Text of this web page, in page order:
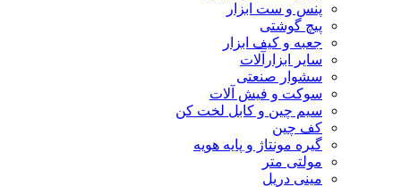
پنس و ست ابزار
پیچ گوشتی
جعبه و کیف ابزار
سایر ابزارآلات
سشوار صنعتی
سوکت و فیش آلات
سیم چین و کابل لخت کن
کف چین
گیره مونتاژ و پایه هویه
مولتی متر
مینی دریل